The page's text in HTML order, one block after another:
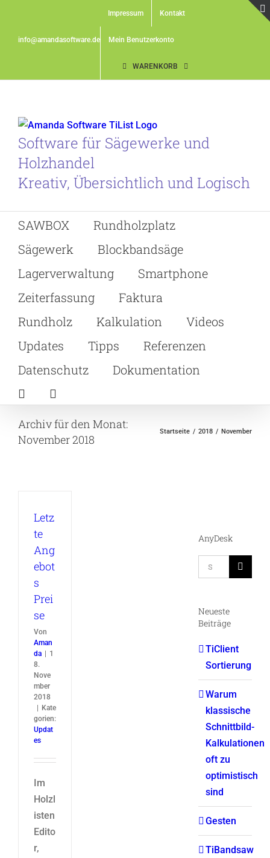
contentinfo@amandasoftware.de
Impressum Kontakt
Mein Benutzerkonto
WARENKORB
Software für Sägewerke und
Holzhandel
Kreativ, Übersichtlich und Logisch
SAWBOX
Rundholzplatz
Sägewerk
Blockbandsäge
Lagerverwaltung
Smartphone
Zeiterfassung
Faktura
Rundholz
Kalkulation
Videos
Updates
Tipps
Referenzen
Datenschutz
Dokumentation
Archiv für den Monat:
November 2018
Startseite 2018 November
Letz
te
Ang
ebot
s
Prei
se
Von
Aman
da
1
8.
Nove
mber
2018
Kate
gorien:
Updat
es
Im
Holzl
isten
Edito
r,
AnyDesk
Suche
nach:
Neueste
Beiträge
TiClient
Sortierung
Warum
klassische
Schnittbild-
Kalkulationen
oft zu
optimistisch
sind
Gesten
TiBandsaw